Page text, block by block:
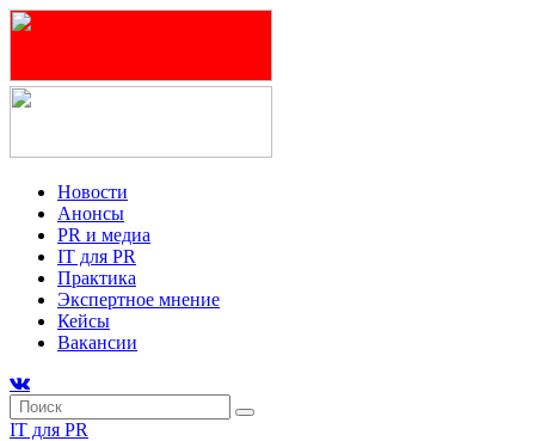
Новости
Анонсы
PR и медиа
IT для PR
Практика
Экспертное мнение
Кейсы
Вакансии
IT для PR